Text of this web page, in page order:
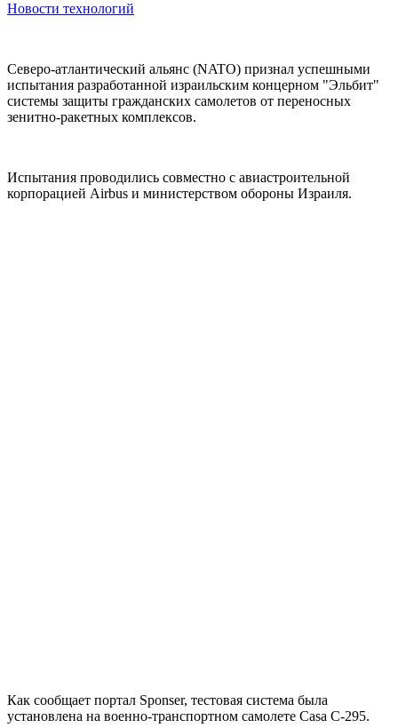
Новости технологий
Северо-атлантический альянс (NATO) признал успешными
испытания разработанной израильским концерном "Эльбит"
системы защиты гражданских самолетов от переносных
зенитно-ракетных комплексов.
Испытания проводились совместно с авиастроительной
корпорацией Airbus и министерством обороны Израиля.
Как сообщает портал Sponser, тестовая система была
установлена на военно-транспортном самолете Casa C-295.